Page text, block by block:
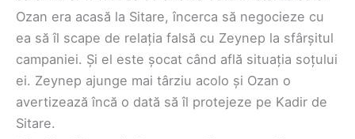
Ozan era acasă la Sitare, încerca să negocieze cu
ea să îl scape de relația falsă cu Zeynep la sfârșitul
campaniei. Și el este șocat când află situația soțului
ei. Zeynep ajunge mai târziu acolo și Ozan o
avertizează încă o dată să îl protejeze pe Kadir de
Sitare.